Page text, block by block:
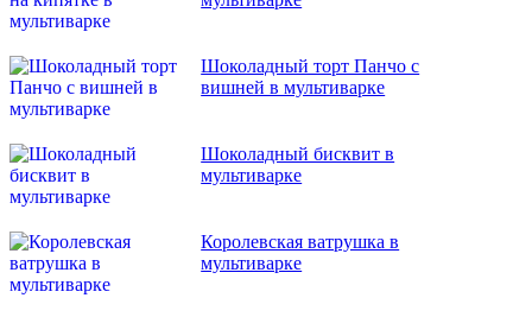
Шоколадный торт Панчо с
вишней в мультиварке
Шоколадный бисквит в
мультиварке
Королевская ватрушка в
мультиварке